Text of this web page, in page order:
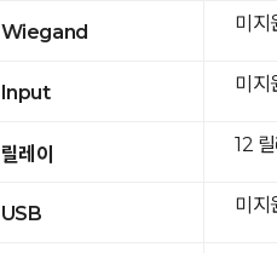
Wiegand
Input
릴레이
USB
미지
미지
12
미지